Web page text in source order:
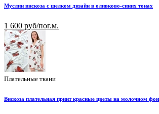
Муслин вискоза с шелком дизайн в оливково-синих тонах
1 600 руб/пог.м.
Плательные ткани
Вискоза плательная принт красные цветы на молочном